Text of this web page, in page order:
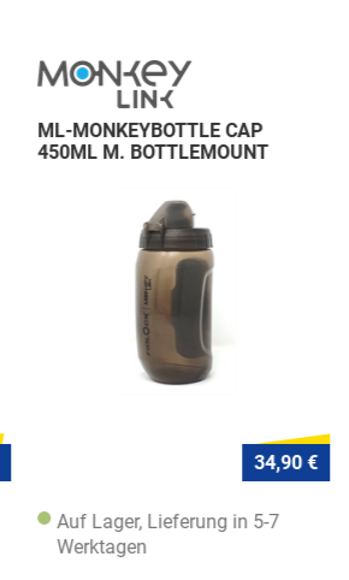
ML-MONKEYBOTTLE CAP
450ML M. BOTTLEMOUNT
34,90 €
Auf Lager, Lieferung in 5-7
Werktagen